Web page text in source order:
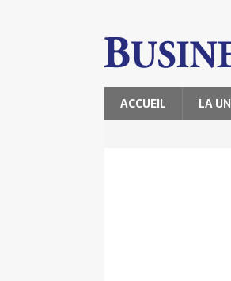
ACCUEIL LA